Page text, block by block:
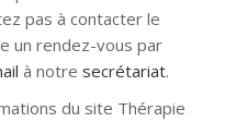
pas à contacter le
un rendez-vous par
à notre secrétariat.
du site Thérapie